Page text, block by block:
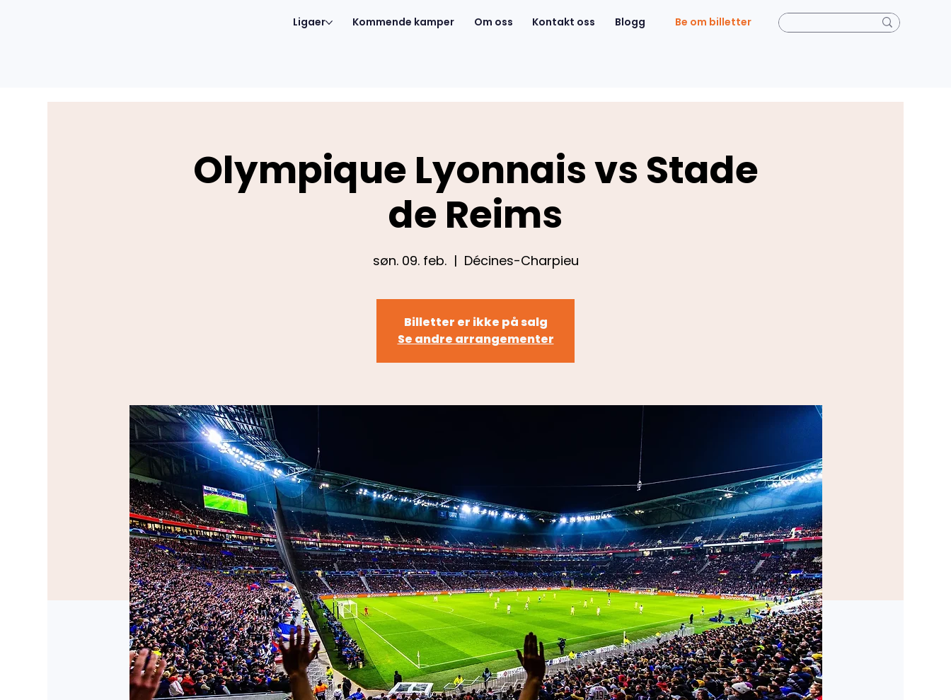
Ligaer Kommende kamper Om oss Kontakt oss Blogg Be om billetter
Olympique Lyonnais vs Stade
de Reims
søn. 09. feb.
  |
Décines-Charpieu
Billetter er ikke på salg
Se andre arrangementer